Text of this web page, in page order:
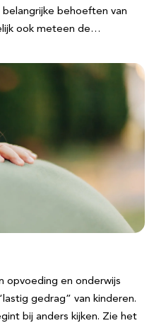
behoeften van
ook meteen de…
opvoeding en onderwijs
gedrag” van kinderen.
bij anders kijken. Zie het